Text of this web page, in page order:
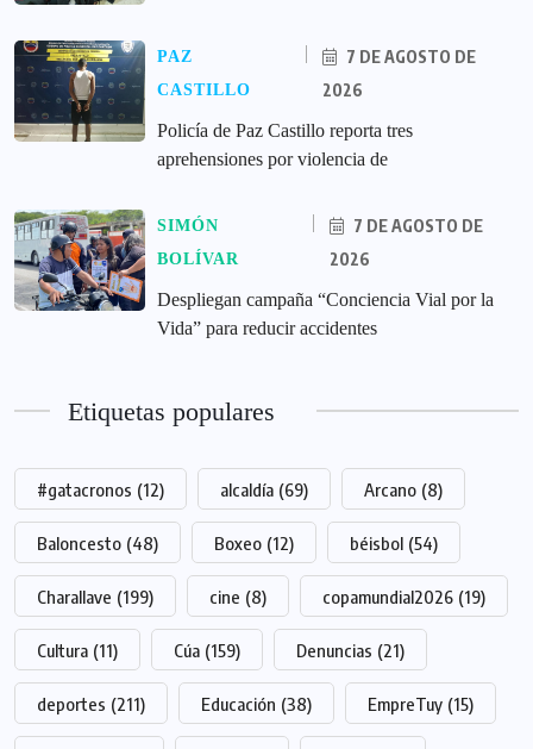
PAZ
CASTILLO
7 DE AGOSTO DE
2026
‎Policía de Paz Castillo reporta tres
aprehensiones por violencia de
SIMÓN
BOLÍVAR
7 DE AGOSTO DE
2026
‎Despliegan campaña “Conciencia Vial por la
Vida” para reducir accidentes
Etiquetas populares
#gatacronos (12) alcaldía (69) Arcano (8)
Baloncesto (48) Boxeo (12) béisbol (54)
Charallave (199) cine (8) copamundial2026 (19)
Cultura (11) Cúa (159) Denuncias (21)
deportes (211) Educación (38) EmpreTuy (15)